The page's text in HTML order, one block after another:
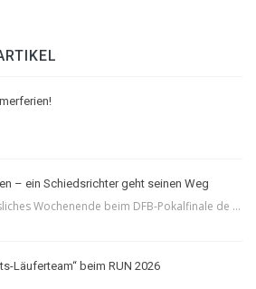
– ein Schiedsrichter geht seinen Weg
Wochenende beim DFB-Pokalfinale de ...
Läuferteam“ beim RUN 2026